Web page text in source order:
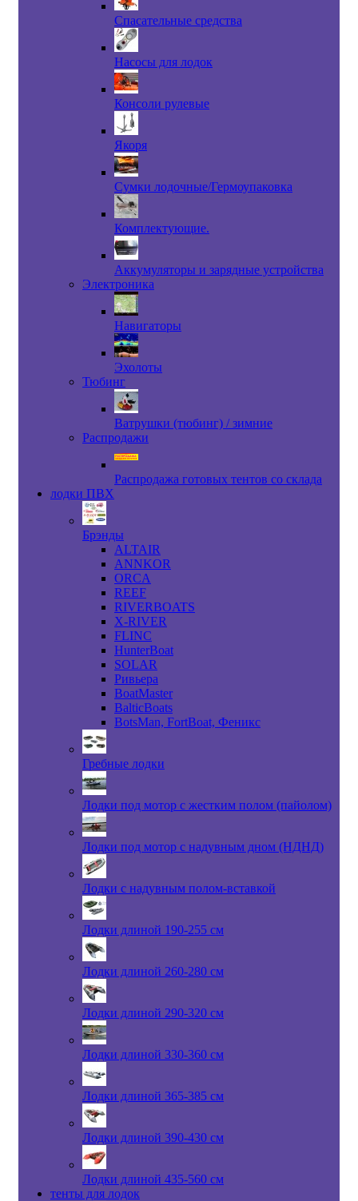
Спасательные средства
Насосы для лодок
Консоли рулевые
Якоря
Сумки лодочные/Гермоупаковка
Комплектующие.
Аккумуляторы и зарядные устройства
Электроника
Навигаторы
Эхолоты
Тюбинг
Ватрушки (тюбинг) / зимние
Распродажи
Распродажа готовых тентов со склада
лодки ПВХ
Брэнды
ALTAIR
ANNKOR
ORCA
REEF
RIVERBOATS
X-RIVER
FLINC
HunterBoat
SOLAR
Ривьера
BoatMaster
BalticBoats
BotsMan, FortBoat, Феникс
Гребные лодки
Лодки под мотор с жестким полом (пайолом)
Лодки под мотор с надувным дном (НДНД)
Лодки с надувным полом-вставкой
Лодки длиной 190-255 см
Лодки длиной 260-280 см
Лодки длиной 290-320 см
Лодки длиной 330-360 см
Лодки длиной 365-385 см
Лодки длиной 390-430 см
Лодки длиной 435-560 см
тенты для лодок